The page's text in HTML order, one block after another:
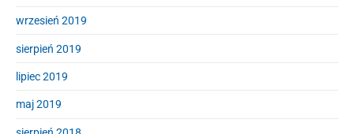
wrzesień 2019
sierpień 2019
lipiec 2019
maj 2019